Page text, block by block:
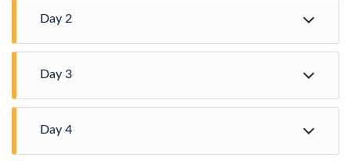
Day 2
နံနက်စာ ကို ဟိုတယ်တွင် သုံးဆောင်ပြီးနောက် ရေခဲတောင်
ဖြင့် ဇီယာဒမ်းကျေးရွာသို့ ၃၁ မိုင် ခရီးမောင်နှင်ကာ ရွာအိမ်
Day 3
နံနက်စာကို ညအိပ်ရွာအိမ်တွင် သုံးဆောင်ပြီး သစ်ပင်ကြီး
Day 4